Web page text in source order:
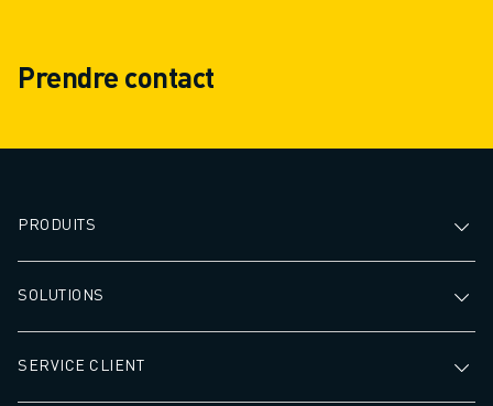
Prendre contact
PRODUITS
SOLUTIONS
SERVICE CLIENT